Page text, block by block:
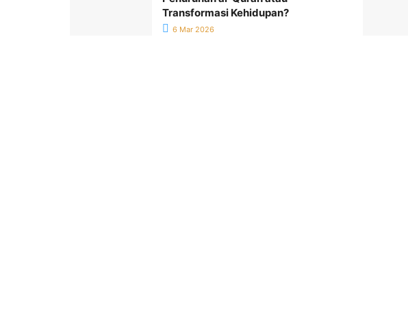
Transformasi Kehidupan?
6 Mar 2026